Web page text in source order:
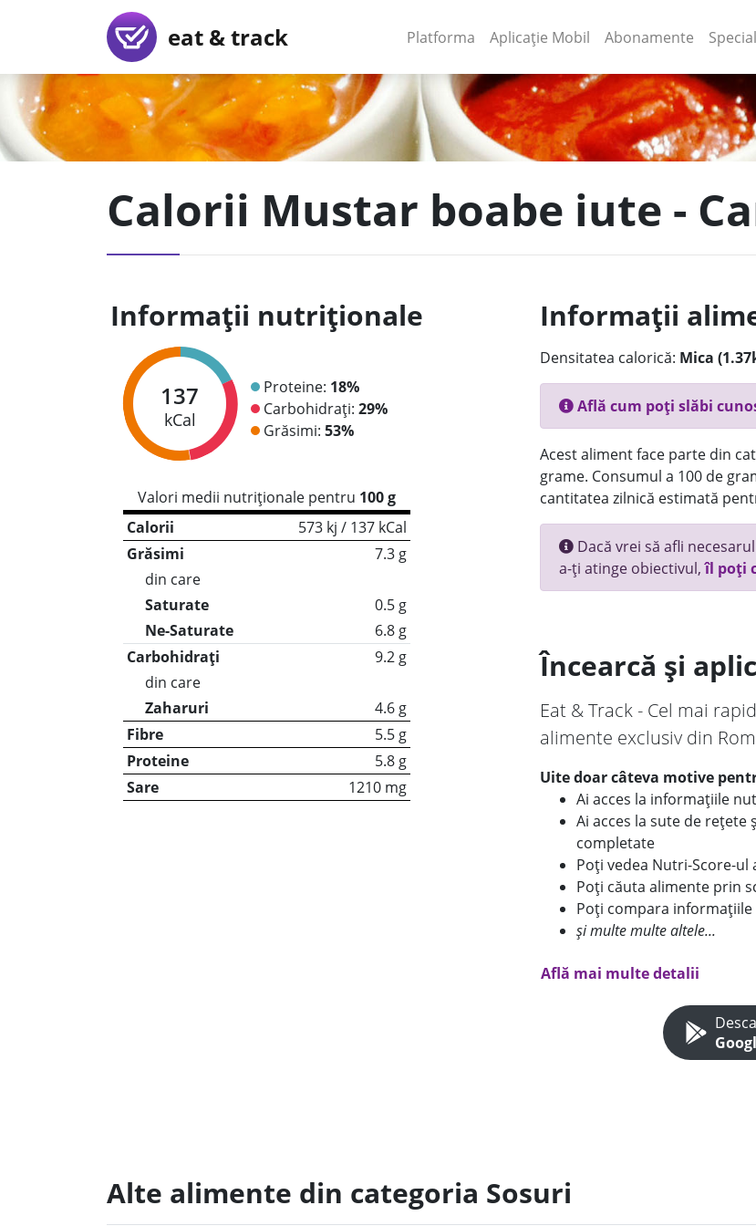
eat & track Platforma (current)
Aplicație Mobil (current)
Abonamente
Calorii Mustar boabe iute -
Informații nutriționale
137
kCal
Proteine: 18%
Carbohidrați: 29%
Grăsimi: 53%
Valori medii nutriționale pentru 100 g
Calorii
573 kj / 137 kCal
Grăsimi
7.3 g
din care
Saturate
0.5 g
Ne-Saturate
6.8 g
Carbohidrați
9.2 g
din care
Zaharuri
4.6 g
Fibre
5.5 g
Proteine
5.8 g
Sare
1210 mg
Informații
Densitatea calorică: Mica
Află cum poți slăbi
Acest aliment face parte din
grame. Consumul a 100 de
cantitatea zilnică estimată
Dacă vrei să afli
a-ți atinge obiectivul,îl poți
Încearcă și
Eat & Track - Cel mai
alimente exclusiv din
Uite doar câteva motive
Ai acces la informațiile
Ai acces la sute de
completate
Poți vedea Nutri-Score-
Poți căuta alimente prin
Poți compara
și multe multe altele...
Află mai multe detalii
Alte alimente din categoria Sosuri